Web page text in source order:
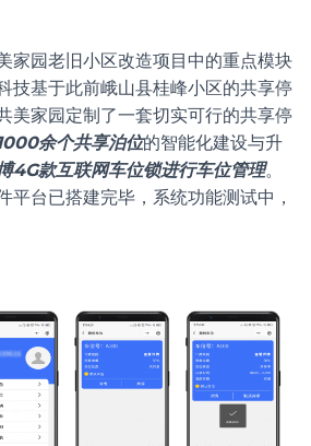
家园老旧小区改造项目中的重点模块
基于此前峨山县桂峰小区的共享停
美家园定制了一套切实可行的共享停
余个共享泊位的智能化建设与升
4G款互联网车位锁进行车位管理。
平台已搭建完毕，系统功能测试中，